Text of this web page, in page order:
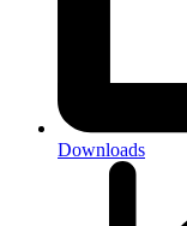
Downloads